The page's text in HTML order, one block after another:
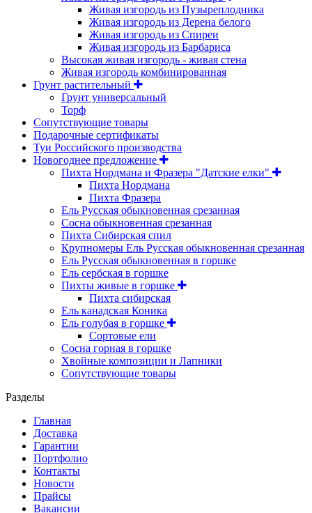
Живая изгородь из Пузыреплодника
Живая изгородь из Дерена белого
Живая изгородь из Спиреи
Живая изгородь из Барбариса
Высокая живая изгородь - живая стена
Живая изгородь комбинированная
Грунт растительный
Грунт универсальный
Торф
Сопутствующие товары
Подарочные сертификаты
Туи Российского производства
Новогоднее предложение
Пихта Нордмана и Фразера "Датские елки"
Пихта Нордмана
Пихта Фразера
Ель Русская обыкновенная срезанная
Сосна обыкновенная срезанная
Пихта Сибирская спил
Крупномеры Ель Русская обыкновенная срезанная
Ель Русская обыкновенная в горшке
Ель сербская в горшке
Пихты живые в горшке
Пихта сибирская
Ель канадская Коника
Ель голубая в горшке
Сортовые ели
Сосна горная в горшке
Хвойные композиции и Лапники
Сопутствующие товары
Разделы
Главная
Доставка
Гарантии
Портфолио
Контакты
Новости
Прайсы
Вакансии